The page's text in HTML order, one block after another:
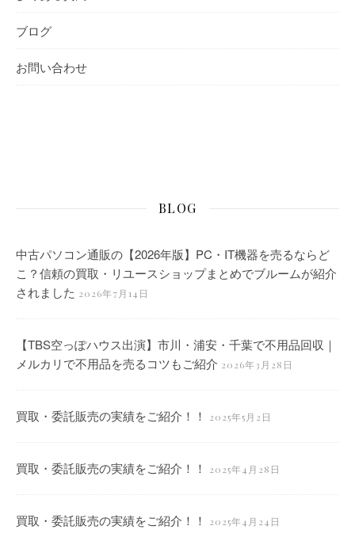
ブログ
お問い合わせ
BLOG
中古パソコン通販の【2026年版】PC・IT機器を売るならど
こ？信頼の買取・リユースショップまとめでブルームが紹介
されました 2026年7月14日
【TBS空っぽハウス出演】市川・浦安・千葉で不用品回収｜
メルカリで不用品を売るコツもご紹介 2026年3月28日
買取・委託販売の実績をご紹介！！ 2025年5月2日
買取・委託販売の実績をご紹介！！ 2025年4月28日
買取・委託販売の実績をご紹介！！ 2025年4月24日